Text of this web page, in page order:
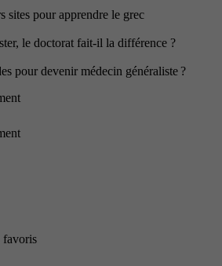
sites pour apprendre le grec
le doctorat fait-il la différence ?
pour devenir médecin généraliste ?
favoris